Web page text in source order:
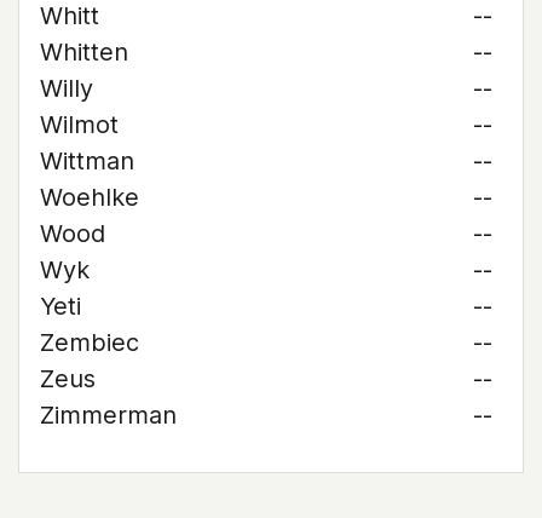
Whitt
--
Whitten
--
Willy
--
Wilmot
--
Wittman
--
Woehlke
--
Wood
--
Wyk
--
Yeti
--
Zembiec
--
Zeus
--
Zimmerman
--